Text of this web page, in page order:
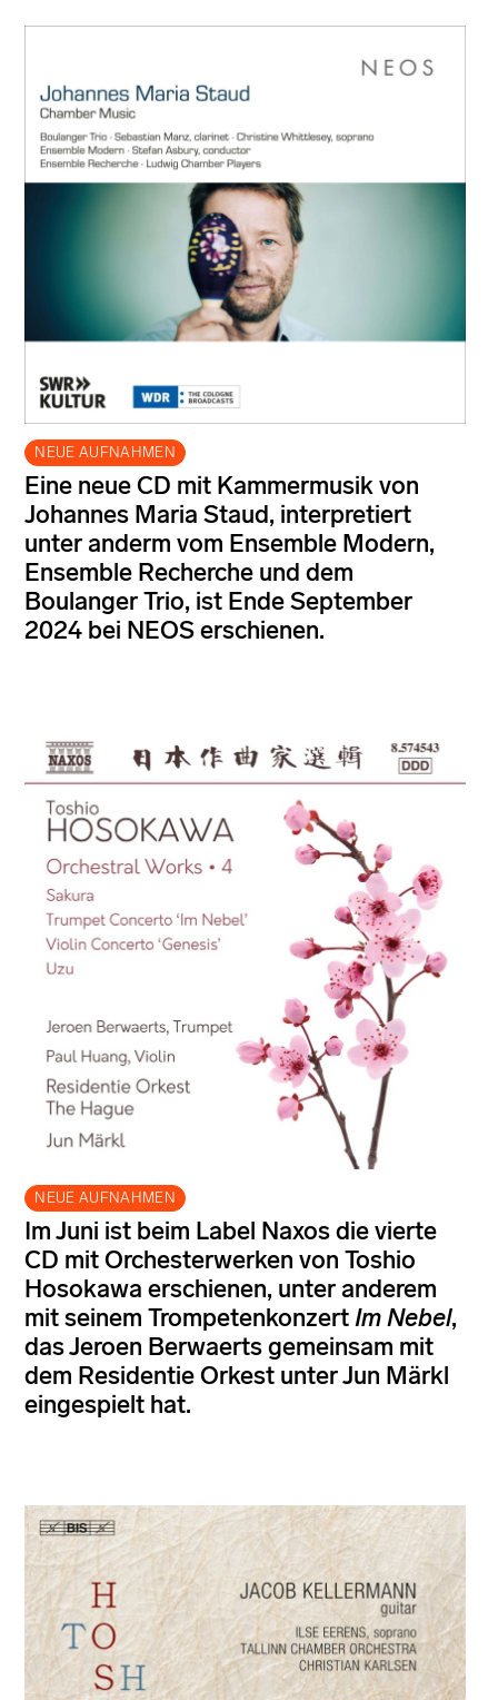
NEUE AUFNAHMEN
Eine neue CD mit Kammermusik von
Johannes Maria Staud, interpretiert
unter anderm vom Ensemble Modern,
Ensemble Recherche und dem
Boulanger Trio, ist Ende September
2024 bei NEOS erschienen.
NEUE AUFNAHMEN
Im Juni ist beim Label Naxos die vierte
CD mit Orchesterwerken von Toshio
Hosokawa erschienen, unter anderem
mit seinem TrompetenkonzertIm Nebel,
das Jeroen Berwaerts gemeinsam mit
dem Residentie Orkest unter Jun Märkl
eingespielt hat.